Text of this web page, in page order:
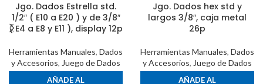
Jgo. Dados Estrella std.
1/2″ ( E10 a E20 ) y de 3/8″
( E4 a E8 y E11 ), display 12p
Herramientas Manuales, Dados
y Accesorios, Juego de Dados
AÑADE AL
Jgo. Dados hex std y
largos 3/8″, caja metal
26p
Herramientas Manuales, Dados
y Accesorios, Juego de Dados
AÑADE AL